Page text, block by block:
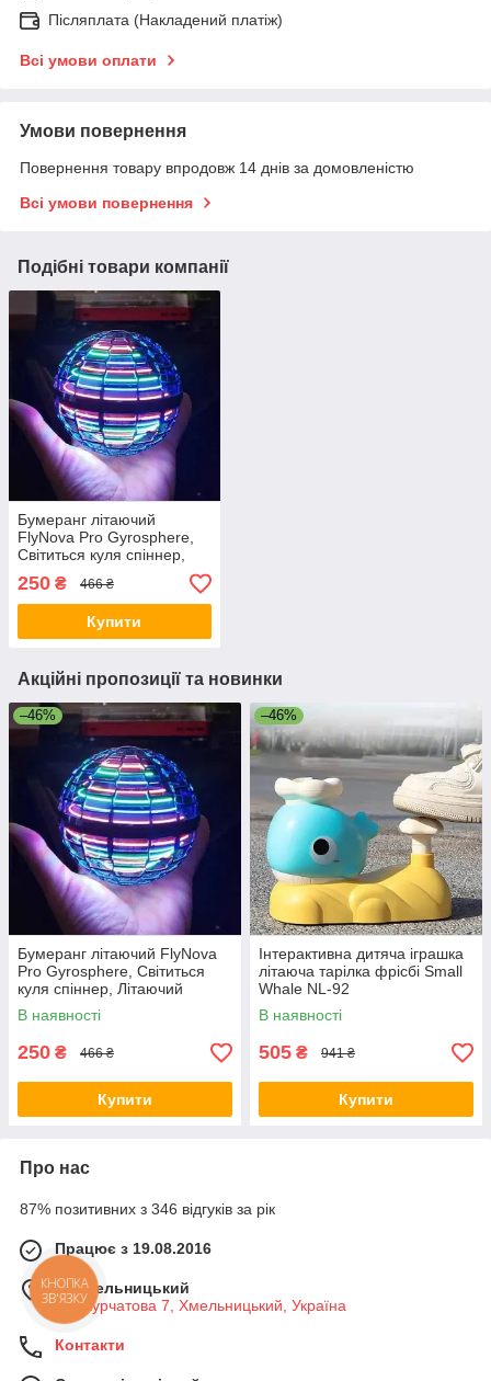
Післяплата (Накладений платіж)
Всі умови оплати
Умови повернення
Повернення товару впродовж 14 днів за домовленістю
Всі умови повернення
Подібні товари компанії
Бумеранг літаючий
FlyNova Pro Gyrosphere,
Світиться куля спіннер,
Літаючий спіннер куля
світиться XV-74
250 ₴ 466 ₴
Купити
Акційні пропозиції та новинки
–46%
Бумеранг літаючий FlyNova
Pro Gyrosphere, Світиться
куля спіннер, Літаючий
спіннер куля світиться XV-74
В наявності
250 ₴ 466 ₴
Купити
–46%
Інтерактивна дитяча іграшка
літаюча тарілка фрісбі Small
Whale NL-92
В наявності
505 ₴ 941 ₴
Купити
Про нас
87% позитивних з 346 відгуків за рік
Працює з 19.08.2016
м. Хмельницький
вул Курчатова 7, Хмельницький, Україна
Контакти
КНОПКА
ЗВ'ЯЗКУ